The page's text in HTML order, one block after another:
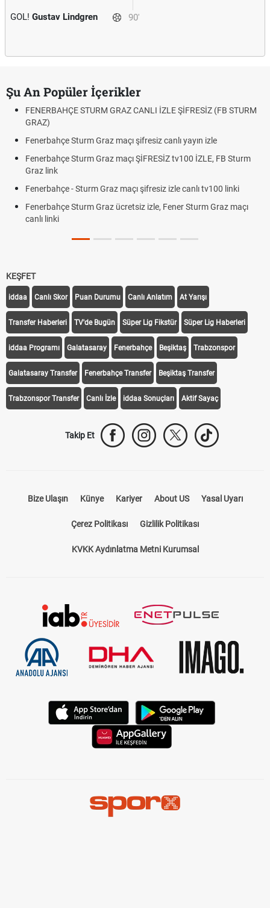
90'
GOL! Gustav Lindgren
Şu An Popüler İçerikler
FENERBAHÇE STURM GRAZ CANLI İZLE ŞİFRESİZ (FB STURM
GRAZ)
Fenerbahçe Sturm Graz maçı şifresiz canlı yayın izle
Fenerbahçe Sturm Graz maçı ŞİFRESİZ tv100 İZLE, FB Sturm
Graz link
Fenerbahçe - Sturm Graz maçı şifresiz izle canlı tv100 linki
Fenerbahçe Sturm Graz ücretsiz izle, Fener Sturm Graz maçı
canlı linki
KEŞFET
iddaa Canlı Skor Puan Durumu Canlı Anlatım At Yarışı
Transfer Haberleri TV'de Bugün Süper Lig Fikstür Süper Lig Haberleri
iddaa Programı Galatasaray Fenerbahçe Beşiktaş Trabzonspor
Galatasaray Transfer Fenerbahçe Transfer Beşiktaş Transfer
Trabzonspor Transfer Canlı İzle iddaa Sonuçları Aktif Sayaç
Takip Et
Bize Ulaşın Künye Kariyer About US Yasal Uyarı
Çerez Politikası Gizlilik Politikası
KVKK Aydınlatma Metni Kurumsal